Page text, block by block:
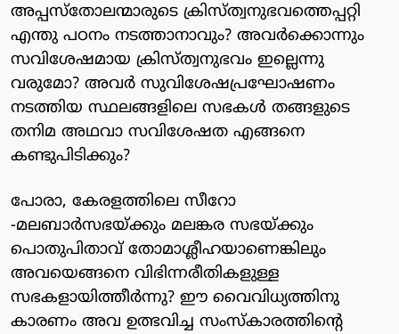
അപ്പസ്‌തോലന്മാരുടെ ക്രിസ്ത്വനുഭവത്തെപ്പറ്റി
എന്തു പഠനം നടത്താനാവും? അവര്‍ക്കൊന്നും
സവിശേഷമായ ക്രിസ്ത്വനുഭവം ഇല്ലെന്നു
വരുമോ? അവര്‍ സുവിശേഷപ്രഘോഷണം
നടത്തിയ സ്ഥലങ്ങളിലെ സഭകള്‍ തങ്ങളുടെ
തനിമ അഥവാ സവിശേഷത എങ്ങനെ
കണ്ടുപിടിക്കും?
പോരാ, കേരളത്തിലെ സീറോ
-മലബാര്‍സഭയ്ക്കും മലങ്കര സഭയ്ക്കും
പൊതുപിതാവ് തോമാശ്ലീഹയാണെങ്കിലും
അവയെങ്ങനെ വിഭിന്നരീതികളുള്ള
സഭകളായിത്തീര്‍ന്നു? ഈ വൈവിധ്യത്തിനു
കാരണം അവ ഉത്ഭവിച്ച സംസ്‌കാരത്തിന്റെ